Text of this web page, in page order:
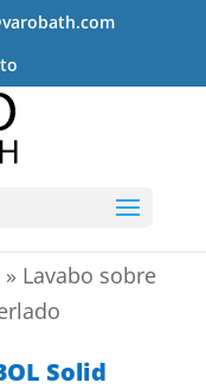
» Lavabo sobre
Solid